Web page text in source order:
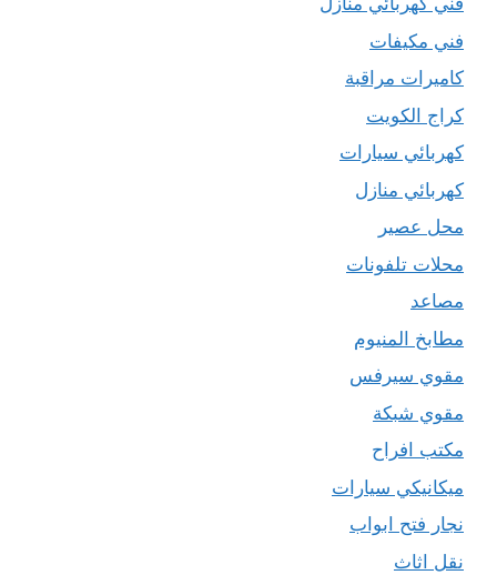
فني مكيفات
كاميرات مراقبة
كراج الكويت
كهربائي سيارات
كهربائي منازل
محل عصير
محلات تلفونات
مصاعد
مطابخ المنيوم
مقوي سيرفس
مقوي شبكة
مكتب افراح
ميكانيكي سيارات
نجار فتح ابواب
نقل اثاث